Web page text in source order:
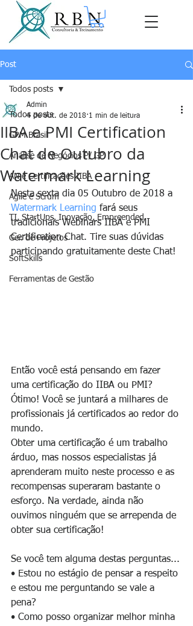
Post
Todos posts
GPM Brasil
Análise de Negócios P/ GP
AN e Certificações IIBA
Agile e Scrum
TI, StartUps, Inovação, Empreended.
Ger. de Projetos
SoftSkills
Ferramentas de Gestão
Todos posts
IIBA e PMI Certification
Chat de Outubro da
Watermark Learning
Admin
4 de out. de 2018 1 min de leitura
Nesta sexta dia 05 Outubro de 2018 a
Watermark Learning fará seus
tradicionais Webinars IIBA e PMI
Certification Chat. Tire suas dúvidas
participando gratuitamente deste Chat!
Então você está pensando em fazer
uma certificação do IIBA ou PMI?
Ótimo! Você se juntará a milhares de
profissionais já certificados ao redor do
mundo.
Obter uma certificação é um trabalho
árduo, mas nossos especialistas já
aprenderam muito neste processo e as
recompensas superaram bastante o
esforço. Na verdade, ainda não
ouvimos ninguém que se arrependa de
obter sua certificação!
Se você tem alguma destas perguntas...
• Estou no estágio de pensar a respeito
e estou me perguntando se vale a
pena?
• Como posso organizar melhor minha